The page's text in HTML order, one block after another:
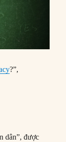
?”,
dân”, được